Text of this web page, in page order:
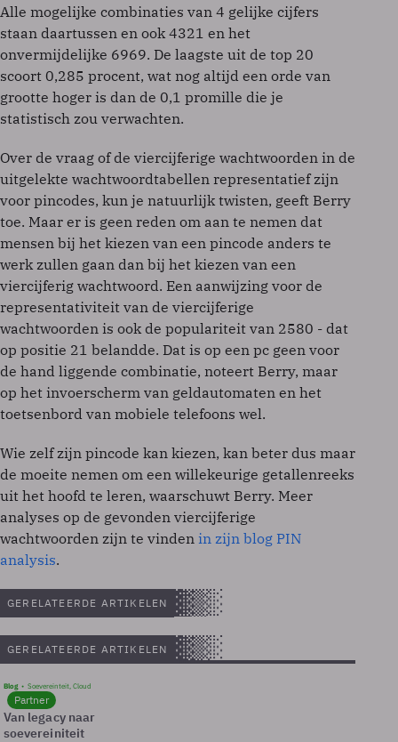
Alle mogelijke combinaties van 4 gelijke cijfers
staan daartussen en ook 4321 en het
onvermijdelijke 6969. De laagste uit de top 20
scoort 0,285 procent, wat nog altijd een orde van
grootte hoger is dan de 0,1 promille die je
statistisch zou verwachten.
Over de vraag of de viercijferige wachtwoorden in de
uitgelekte wachtwoordtabellen representatief zijn
voor pincodes, kun je natuurlijk twisten, geeft Berry
toe. Maar er is geen reden om aan te nemen dat
mensen bij het kiezen van een pincode anders te
werk zullen gaan dan bij het kiezen van een
viercijferig wachtwoord. Een aanwijzing voor de
representativiteit van de viercijferige
wachtwoorden is ook de populariteit van 2580 - dat
op positie 21 belandde. Dat is op een pc geen voor
de hand liggende combinatie, noteert Berry, maar
op het invoerscherm van geldautomaten en het
toetsenbord van mobiele telefoons wel.
Wie zelf zijn pincode kan kiezen, kan beter dus maar
de moeite nemen om een willekeurige getallenreeks
uit het hoofd te leren, waarschuwt Berry. Meer
analyses op de gevonden viercijferige
wachtwoorden zijn te vinden in zijn blog PIN
analysis.
GERELATEERDE ARTIKELEN
GERELATEERDE ARTIKELEN
Blog Soevereinteit, Cloud
Partner
Van legacy naar
soevereiniteit